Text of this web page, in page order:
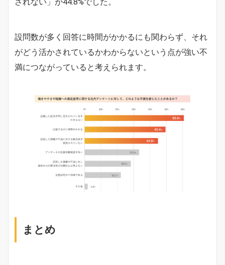
されない」が44.8%でした。
設問数が多く回答に時間がかかるにも関わらず、それ
がどう活かされているかわからないという点が強い不
満につながっていると考えられます。
まとめ